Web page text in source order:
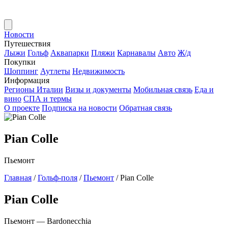
Новости
Путешествия
Лыжи Гольф Аквапарки Пляжи Карнавалы Авто Ж/д
Покупки
Шоппинг Аутлеты Недвижимость
Информация
Регионы Италии Визы и документы Мобильная связь Еда и
вино СПА и термы
О проекте Подписка на новости Обратная связь
Pian Colle
Пьемонт
Главная / Гольф-поля / Пьемонт / Pian Colle
Pian Colle
Пьемонт — Bardonecchia